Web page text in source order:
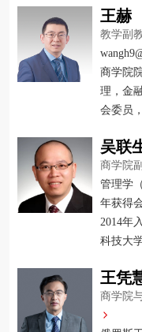
王赫
教学副
商学院
理，金
会委员
吴联
商学院
管理学
年获得
2014年
科技大
王凭
商学院